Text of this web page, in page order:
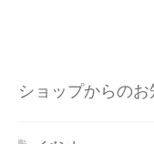
ショップからの